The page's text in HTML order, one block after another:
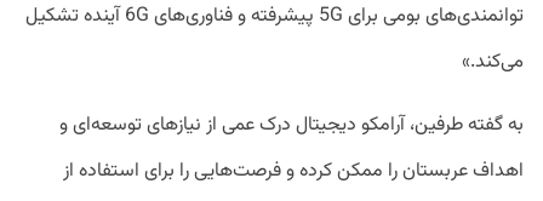
توانمندی‌های بومی برای 5G پیشرفته و فناوری‌های 6G آینده تشکیل
می‌کند.»
به گفته طرفین، آرامکو دیجیتال درک عمی از نیازهای توسعه‌ای و
اهداف عربستان را ممکن کرده و فرصت‌هایی را برای استفاده از